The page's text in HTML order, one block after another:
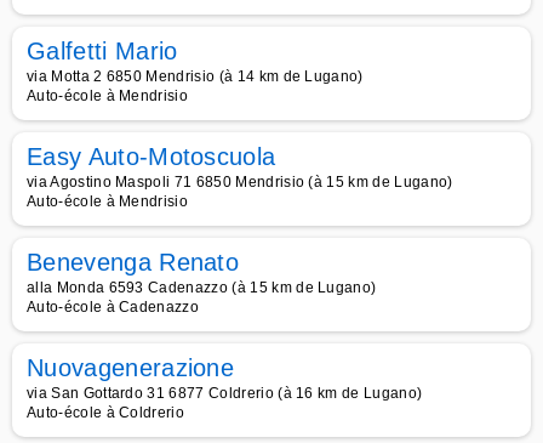
Galfetti Mario
via Motta 2 6850 Mendrisio (à 14 km de Lugano)
Auto-école à Mendrisio
Easy Auto-Motoscuola
via Agostino Maspoli 71 6850 Mendrisio (à 15 km de Lugano)
Auto-école à Mendrisio
Benevenga Renato
alla Monda 6593 Cadenazzo (à 15 km de Lugano)
Auto-école à Cadenazzo
Nuovagenerazione
via San Gottardo 31 6877 Coldrerio (à 16 km de Lugano)
Auto-école à Coldrerio